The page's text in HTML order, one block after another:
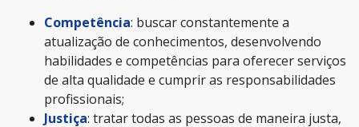
Competência: buscar constantemente a
atualização de conhecimentos, desenvolvendo
habilidades e competências para oferecer serviços
de alta qualidade e cumprir as responsabilidades
profissionais;
Justiça: tratar todas as pessoas de maneira justa,